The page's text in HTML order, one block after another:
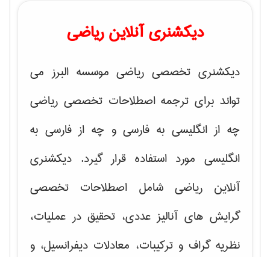
دیکشنری آنلاین ریاضی
دیکشنری تخصصی ریاضی موسسه البرز می
تواند برای ترجمه اصطلاحات تخصصی ریاضی
چه از انگلیسی به فارسی و چه از فارسی به
انگلیسی مورد استفاده قرار گیرد. دیکشنری
آنلاین ریاضی شامل اصطلاحات تخصصی
گرایش های آنالیز عددی، تحقیق در عملیات،
نظریه گراف و تركیبات، معادلات دیفرانسیل، و